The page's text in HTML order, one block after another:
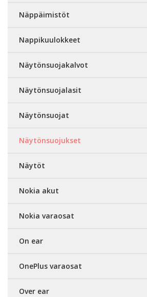
Näppäimistöt
Nappikuulokkeet
Näytönsuojakalvot
Näytönsuojalasit
Näytönsuojat
Näytönsuojukset
Näytöt
Nokia akut
Nokia varaosat
On ear
OnePlus varaosat
Over ear